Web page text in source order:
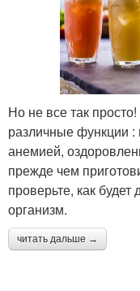
Но не все так
различные функции :
анемией,
прежде чем
проверьте, как будет
организм.
читать дальше →